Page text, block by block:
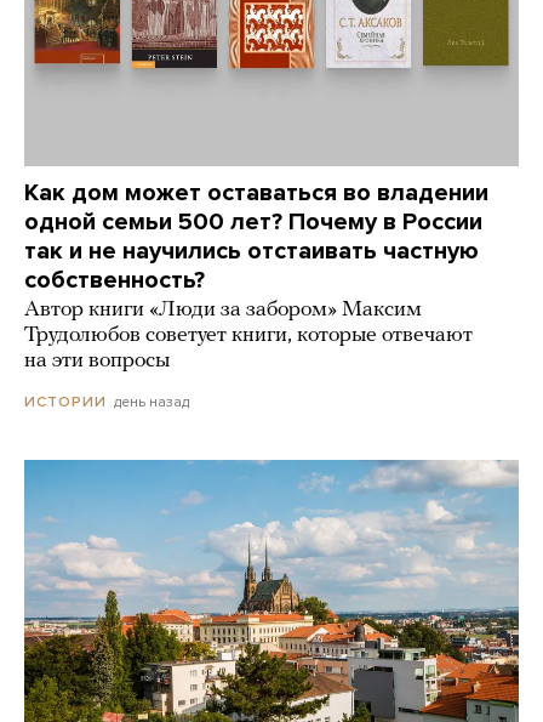
Как дом может оставаться во владении
одной семьи 500 лет? Почему в России
так и не научились отстаивать частную
собственность?
Автор книги «Люди за забором» Максим
Трудолюбов советует книги, которые отвечают
на эти вопросы
ИСТОРИИ день назад